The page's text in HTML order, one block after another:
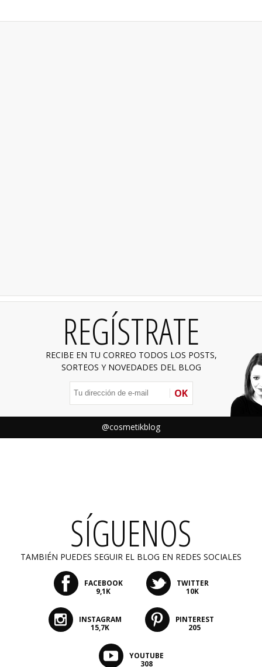
REGÍSTRATE
RECIBE EN TU CORREO TODOS LOS POSTS,
SORTEOS Y NOVEDADES DEL BLOG
OK
@cosmetikblog
SÍGUENOS
TAMBIÉN PUEDES SEGUIR EL BLOG EN REDES SOCIALES
FACEBOOK
9,1K
TWITTER
10K
INSTAGRAM
15,7K
PINTEREST
205
YOUTUBE
308